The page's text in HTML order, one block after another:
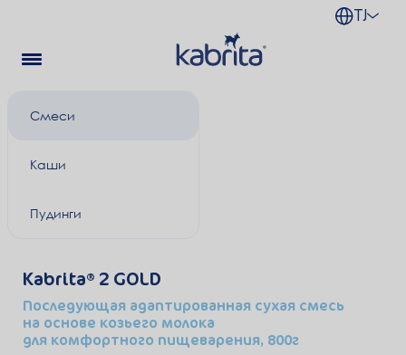
TJ
Смеси
Каши
Пудинги
Kabrita 2 GOLD
Последующая адаптированная сухая смесь
на основе козьего молока
для комфортного пищеварения, 800г